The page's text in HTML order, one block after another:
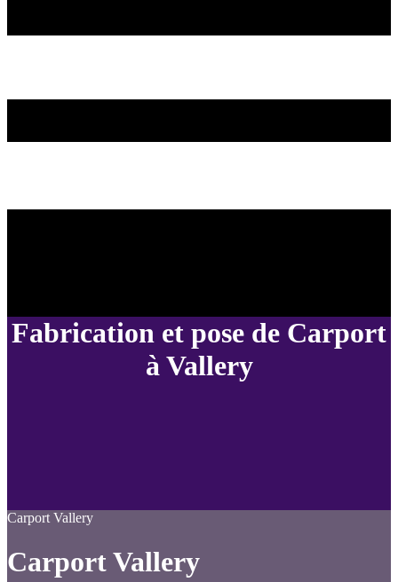
Fabrication et pose de Carport
à Vallery
Carport Vallery
Carport Vallery